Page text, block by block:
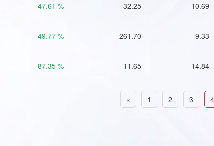
-47.61 % 32.25 10.69
-49.77 % 261.70 9.33
-87.35 % 11.65 -14.84
« 1 2 3 4